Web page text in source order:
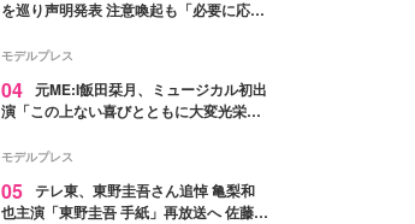
を巡り声明発表 注意喚起も「必要に応じ
モデルプレス
04 元ME:I飯田栞月、ミュージカル初出
演「この上ない喜びとともに大変光栄」
ャスト発表
モデルプレス
05 テレ東、東野圭吾さん追悼 亀梨和
也主演「東野圭吾 手紙」再放送へ 佐藤隆